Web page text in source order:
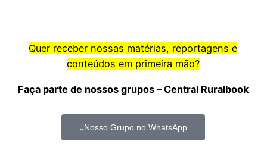
Quer receber nossas matérias, reportagens e
conteúdos em primeira mão?
Faça parte de nossos grupos – Central Ruralbook
Nosso Grupo no WhatsApp